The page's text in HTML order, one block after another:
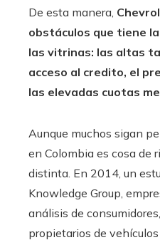
De esta manera,
obstáculos que tiene
las vitrinas: las altas
acceso al credito, el
las elevadas cuotas
Aunque muchos sigan
en Colombia es cosa de
distinta. En 2014, un
Knowledge Group,
análisis de
propietarios de